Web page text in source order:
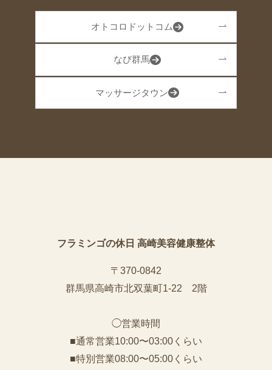
オトコロドットコム
なび群馬
マッサージタウン
フラミンゴの休日 高崎美容健康整体
〒370-0842
群馬県高崎市北双葉町1-22 2階
◯営業時間
■通常営業10:00〜03:00くらい
■特別営業08:00〜05:00くらい